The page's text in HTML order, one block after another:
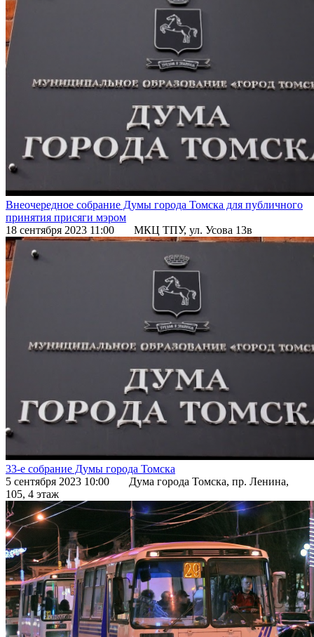
Внеочередное собрание Думы города Томска для публичного
принятия присяги мэром
18 сентября 2023 11:00 МКЦ ТПУ, ул. Усова 13в
33-е собрание Думы города Томска
5 сентября 2023 10:00 Дума города Томска, пр. Ленина,
105, 4 этаж